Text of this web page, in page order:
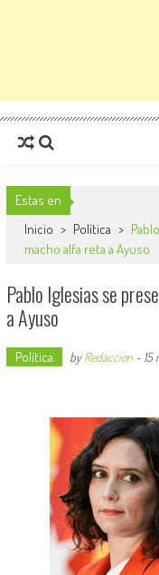
Estas en
Inicio > Política >
macho alfa reta a Ayuso
Pablo Iglesias se
a Ayuso
Política byRedaccion- 15